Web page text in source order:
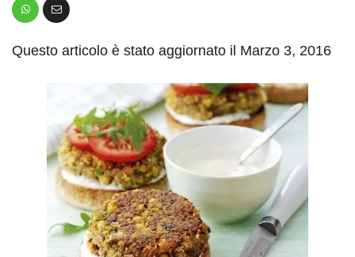
Questo articolo è stato aggiornato il Marzo 3, 2016